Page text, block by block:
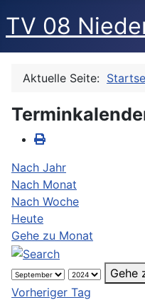
TV 08
Aktuelle Seite:
Nach Jahr
Nach Monat
Nach Woche
Heute
Gehe zu Monat
Gehe
Vorheriger Tag